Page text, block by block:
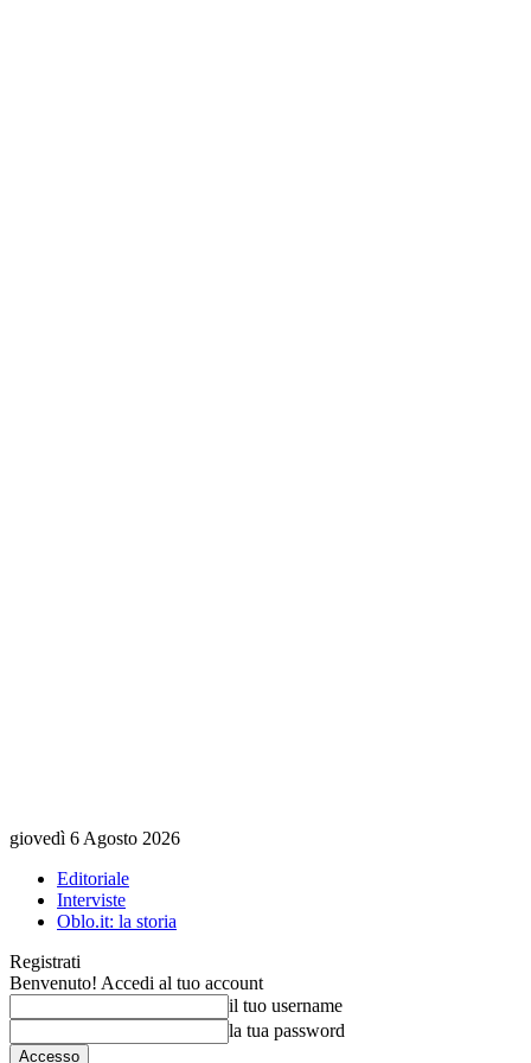
giovedì 6 Agosto 2026
Editoriale
Interviste
Oblo.it: la storia
Registrati
Benvenuto! Accedi al tuo account
il tuo username
la tua password